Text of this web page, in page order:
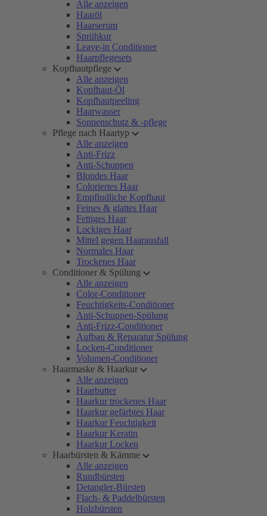
Alle anzeigen
Haaröl
Haarserum
Sprühkur
Leave-in Conditioner
Haarpflegesets
Kopfhautpflege
Alle anzeigen
Kopfhaut-Öl
Kopfhautpeeling
Haarwasser
Sonnenschutz & -pflege
Pflege nach Haartyp
Alle anzeigen
Anti-Frizz
Anti-Schuppen
Blondes Haar
Coloriertes Haar
Empfindliche Kopfhaut
Feines & glattes Haar
Fettiges Haar
Lockiges Haar
Mittel gegen Haarausfall
Normales Haar
Trockenes Haar
Conditioner & Spülung
Alle anzeigen
Color-Conditioner
Feuchtigkeits-Conditioner
Anti-Schuppen-Spülung
Anti-Frizz-Conditioner
Aufbau & Reparatur Spülung
Locken-Conditioner
Volumen-Conditioner
Haarmaske & Haarkur
Alle anzeigen
Haarbutter
Haarkur trockenes Haar
Haarkur gefärbtes Haar
Haarkur Feuchtigkeit
Haarkur Keratin
Haarkur Locken
Haarbürsten & Kämme
Alle anzeigen
Rundbürsten
Detangler-Bürsten
Flach- & Paddelbürsten
Holzbürsten